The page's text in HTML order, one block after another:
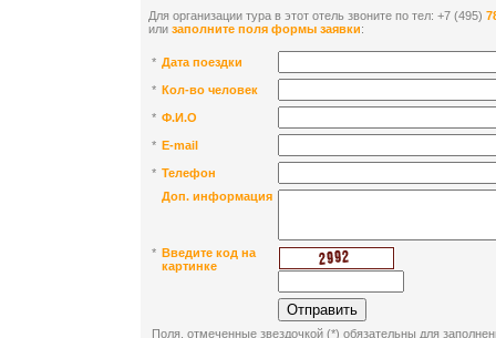
Для организации тура в этот отель звоните по тел: +7 (495)
или заполните поля формы заявки:
* Дата поездки
* Кол-во человек
* Ф.И.О
* E-mail
* Телефон
Доп. информация
* Введите код на
картинке
Поля, отмеченные звездочкой (*) обязательны для